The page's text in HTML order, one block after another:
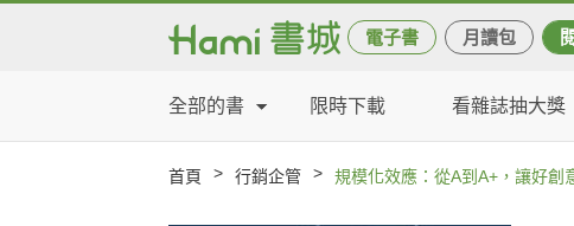
電子書 月讀包
全部的書 限時下載 看雜誌抽大獎
首頁 > 行銷企管 > 規模化效應：從A到A+，讓好創